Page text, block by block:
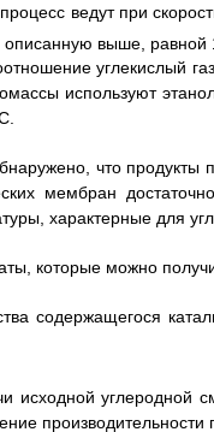
ведут при
описанную выше, равной
углекислый
используют
что продукты
мембран
характерные для
которые можно
содержащегося
исходной углеродной
производительности